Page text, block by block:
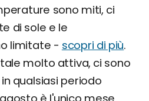
sono miti, ci
di sole e le
limitate - scopri di più.
molto attiva, ci sono
qualsiasi periodo